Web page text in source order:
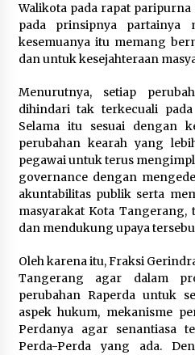
Dinas
Tak Ada
Kebakaran
Abdul Muis
Publik
8 Agustus
12 Coklat
Pasaran
8 Agustus
Walikota pada rapat paripurna
pada prinsipnya partainya
kesemuanya itu memang
dan untuk kesejahteraan
Menurutnya, setiap
dihindari tak terkecuali
Selama itu sesuai dengan
perubahan kearah yang
pegawai untuk terus
governance dengan
akuntabilitas publik serta
masyarakat Kota
dan mendukung upaya
Oleh karena itu, Fraksi
Tangerang agar dalam
perubahan Raperda untuk
aspek hukum, mekanisme
Perdanya agar senantiasa
Perda-Perda yang ada.